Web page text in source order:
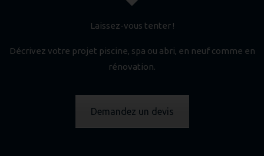
Laissez-vous tenter !
Décrivez votre projet piscine, spa ou abri, en neuf comme en
rénovation.
Demandez un devis